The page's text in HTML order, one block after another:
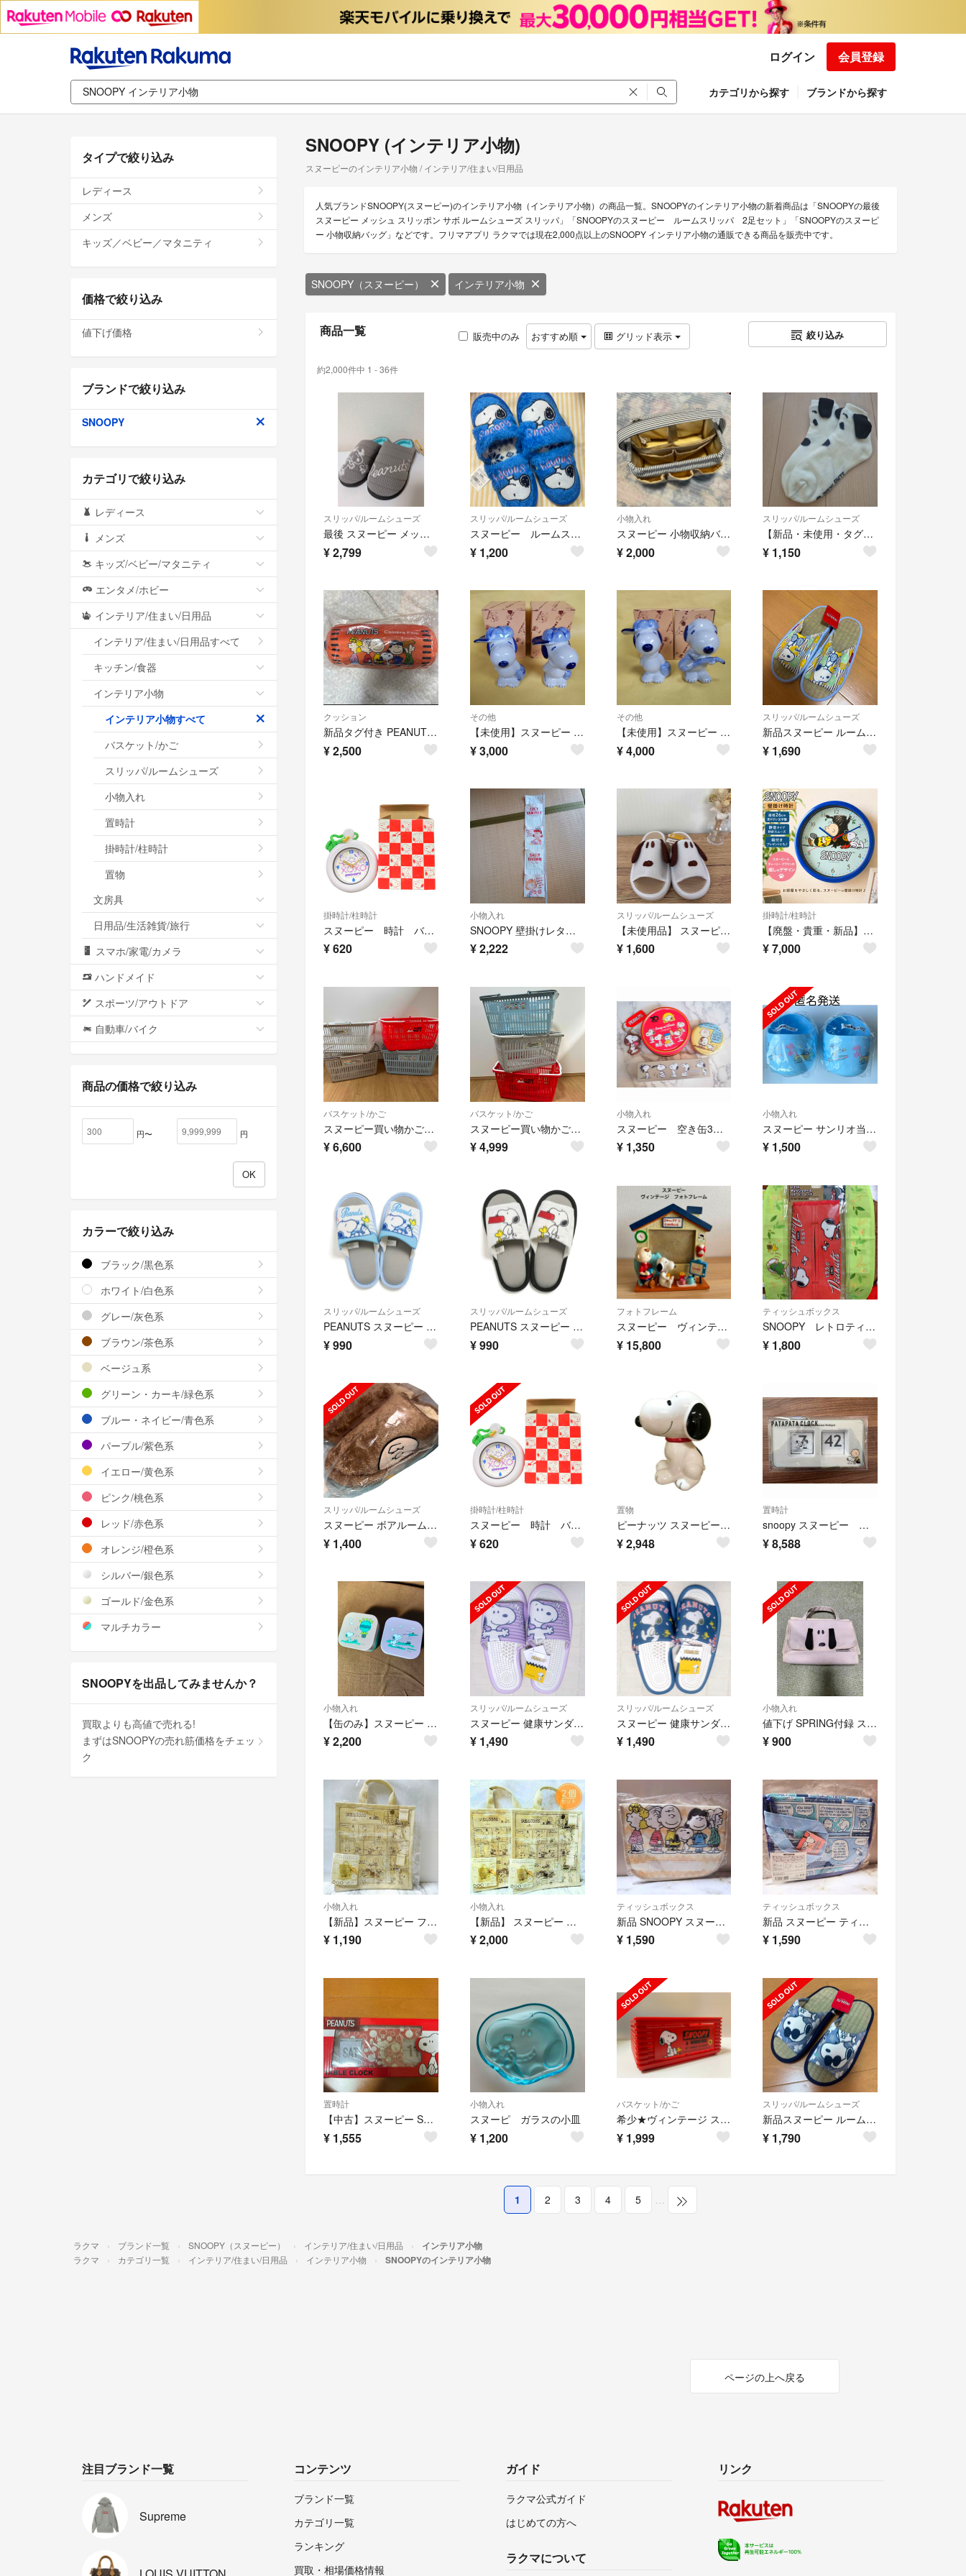
ログイン 会員登録
カテゴリから探す ブランドから探す
SNOOPY (インテリア小物)
スヌーピーのインテリア小物 / インテリア/住まい/日用品
人気ブランドSNOOPY(スヌーピー)のインテリア小物（インテリア小物）の商品一覧。SNOOPYのインテリア小物の新着商品は「SNOOPYの最後
スヌーピー メッシュ スリッポン サボ ルームシューズ スリッパ」「SNOOPYのスヌーピー ルームスリッパ 2足セット」「SNOOPYのスヌーピ
ー 小物収納バッグ」などです。フリマアプリ ラクマでは現在2,000点以上のSNOOPY インテリア小物の通販できる商品を販売中です。
SNOOPY（スヌーピー） インテリア小物
商品一覧 販売中のみ おすすめ順 グリッド表示 絞り込み
約2,000件中 1 - 36件
スリッパ/ルームシューズ
最後 スヌーピー メッシュ スリッポン サボ ルームシューズ スリッパ
¥2,799
スリッパ/ルームシューズ
スヌーピー ルームスリッパ 2足セット
¥ 1,200
小物入れ
スヌーピー 小物収納バッグ
¥2,000
スリッパ/ルームシューズ
【新品・未使用・タグ付き】PEANUTS スヌーピー 立体耳付き ボア ルームソックス 23-25cm
¥ 1,150
クッション
新品タグ付き PEANUTS スヌーピー レトロフィルム2wayクッション カメラフィルムデザイン オレンジ プライズ品 マット
¥2,500
その他
【未使用】スヌーピー 陶器製 貯金箱 野球 2個セット
¥3,000
その他
【未使用】スヌーピー 陶器製 貯金箱 野球・サックス 2種セット
¥4,000
スリッパ/ルームシューズ
新品スヌーピー ルームスリッパ 畳タタミスリッパ ルームシューズ SNOOPY
¥ 1,690
掛時計/柱時計
スヌーピー 時計 バスルームクロック タオル掛け付 置時計
¥620
小物入れ
SNOOPY 壁掛けレターラック サリー&ルーシー
¥2,222
スリッパ/ルームシューズ
【未使用品】 スヌーピー 耳付きメッシュスリッパ
¥ 1,600
掛時計/柱時計
【廃盤・貴重・新品】SNOOPY スヌーピー 壁掛け時計 ブルー 26cm
¥7,000
バスケット/かご
スヌーピー買い物かご4個
¥6,600
バスケット/かご
スヌーピー買い物かご3個
¥4,999
小物入れ
スヌーピー 空き缶3個 キーホルダーセット SNOOPY
¥ 1,350
小物入れ
スヌーピー サンリオ当りくじ 収納ボックス2点セット
¥ 1,500
スリッパ/ルームシューズ
PEANUTS スヌーピー ルームスリッパ フリーサイズ タグ付き
¥990
スリッパ/ルームシューズ
PEANUTS スヌーピー ルームスリッパ フリーサイズ タグ付き
¥990
フォトフレーム
スヌーピー ヴィンテージ フォトフレーム レア 当時物
¥ 15,800
ティッシュボックス
SNOOPY レトロティッシュケース
¥ 1,800
スリッパ/ルームシューズ
スヌーピー ボアルームシューズ
¥ 1,400
掛時計/柱時計
スヌーピー 時計 バスルームクロック タオル掛け付 置時計
¥620
置物
ピーナッツ スヌーピー 貯金箱 お座りバンク 小 グッズ (MCOR)(MCD)
¥2,948
置時計
snoopy スヌーピー ミュージアム限定 パタパタクロック 時計 完売品 限定
¥8,588
小物入れ
【缶のみ】スヌーピー キューブティン
¥2,200
スリッパ/ルームシューズ
スヌーピー 健康サンダル スリッパ 室内履き パープル 新品 タグ付き
¥ 1,490
スリッパ/ルームシューズ
スヌーピー 健康サンダル スリッパ 室内履き ブルー 新品 タグ付き
¥ 1,490
小物入れ
値下げ SPRING付録 スヌーピー 収納ボックス バッグ
¥900
小物入れ
【新品】スヌーピー フック付き マルチポケット ベージュ 小物入れ インテリア
¥ 1,190
小物入れ
【新品】 スヌーピー フック付き マルチポケット ベージュ ２個セット 小物入れ
¥2,000
ティッシュボックス
新品 SNOOPY スヌーピー ティッシュケース ベージュ系 ティッシュカバー
¥ 1,590
ティッシュボックス
新品 スヌーピー ティッシュケース ブルー系 ティッシュカバー インテリア
¥ 1,590
置時計
【中古】スヌーピー SNOOPY 時計
¥ 1,555
小物入れ
スヌーピ ガラスの小皿
¥ 1,200
バスケット/かご
希少★ヴィンテージ スヌーピー コンテナ収納ボックス カゴ 昭和レトロ
¥ 1,999
スリッパ/ルームシューズ
新品スヌーピー ルームスリッパ 畳タタミスリッパ ルームシューズ SNOOPY
¥ 1,790
1 2 3 4 5 …
タイプで絞り込み
レディース
メンズ
キッズ／ベビー／マタニティ
価格で絞り込み
値下げ価格
ブランドで絞り込み
SNOOPY
カテゴリで絞り込み
レディース
メンズ
キッズ/ベビー/マタニティ
エンタメ/ホビー
インテリア/住まい/日用品
インテリア/住まい/日用品すべて
キッチン/食器
インテリア小物
インテリア小物すべて
バスケット/かご
スリッパ/ルームシューズ
小物入れ
置時計
掛時計/柱時計
置物
文房具
日用品/生活雑貨/旅行
スマホ/家電/カメラ
ハンドメイド
スポーツ/アウトドア
自動車/バイク
商品の価格で絞り込み
円〜 円
カラーで絞り込み
ブラック/黒色系
ホワイト/白色系
グレー/灰色系
ブラウン/茶色系
ベージュ系
グリーン・カーキ/緑色系
ブルー・ネイビー/青色系
パープル/紫色系
イエロー/黄色系
ピンク/桃色系
レッド/赤色系
オレンジ/橙色系
シルバー/銀色系
ゴールド/金色系
マルチカラー
SNOOPYを出品してみませんか？
買取よりも高値で売れる!
まずはSNOOPYの売れ筋価格をチェッ
ク
ラクマ ブランド一覧 SNOOPY（スヌーピー） インテリア/住まい/日用品 インテリア小物
ラクマ カテゴリ一覧 インテリア/住まい/日用品 インテリア小物 SNOOPYのインテリア小物
ページの上へ戻る
注目ブランド一覧
Supreme
コンテンツ
ブランド一覧
カテゴリ一覧
ランキング
買取・相場価格情報
ガイド
ラクマ公式ガイド
はじめての方へ
ラクマについて
リンク